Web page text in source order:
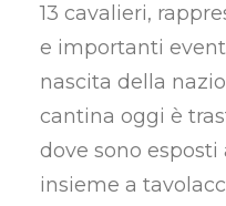
13 cavalieri,
e importanti
nascita della
cantina oggi è
dove sono
insieme a